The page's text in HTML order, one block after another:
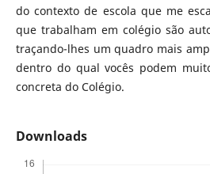
do contexto de escola que me
que trabalham em colégio são
traçando-lhes um quadro mais
dentro do qual vocês podem
concreta do Colégio.
Downloads